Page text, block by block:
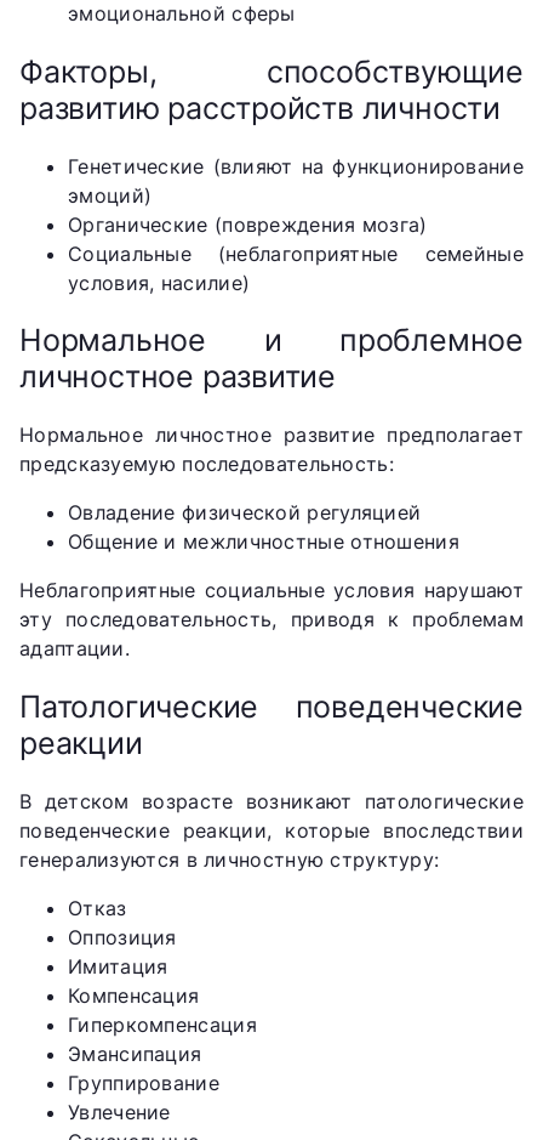
эмоциональной сферы
Факторы, способствующие
развитию расстройств личности
Генетические (влияют на функционирование
эмоций)
Органические (повреждения мозга)
Социальные (неблагоприятные семейные
условия, насилие)
Нормальное и проблемное
личностное развитие
Нормальное личностное развитие предполагает
предсказуемую последовательность:
Овладение физической регуляцией
Общение и межличностные отношения
Неблагоприятные социальные условия нарушают
эту последовательность, приводя к проблемам
адаптации.
Патологические поведенческие
реакции
В детском возрасте возникают патологические
поведенческие реакции, которые впоследствии
генерализуются в личностную структуру:
Отказ
Оппозиция
Имитация
Компенсация
Гиперкомпенсация
Эмансипация
Группирование
Увлечение